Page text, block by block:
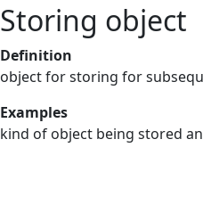
Storing object
Definition
object for storing for
Examples
kind of object being stored